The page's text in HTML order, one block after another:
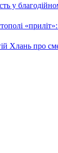
у
Хлань про